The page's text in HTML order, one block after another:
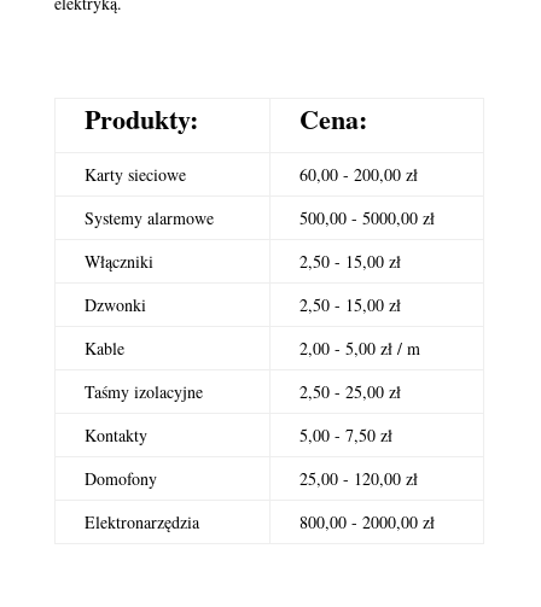
Produkty: Cena:
Karty sieciowe
60,00 - 200,00 zł
Systemy alarmowe
500,00 - 5000,00 zł
Włączniki
2,50 - 15,00 zł
Dzwonki
2,50 - 15,00 zł
Kable
2,00 - 5,00 zł / m
Taśmy izolacyjne
2,50 - 25,00 zł
Kontakty
5,00 - 7,50 zł
Domofony
25,00 - 120,00 zł
Elektronarzędzia
800,00 - 2000,00 zł